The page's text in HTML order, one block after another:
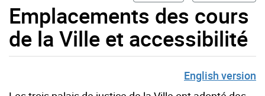
Emplacements des cours
de la Ville et accessibilité
English version